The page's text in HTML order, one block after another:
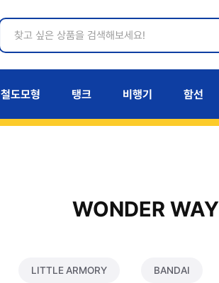
철도모형 탱크 비행기 함선
WONDER WAY
LITTLE ARMORY BANDAI